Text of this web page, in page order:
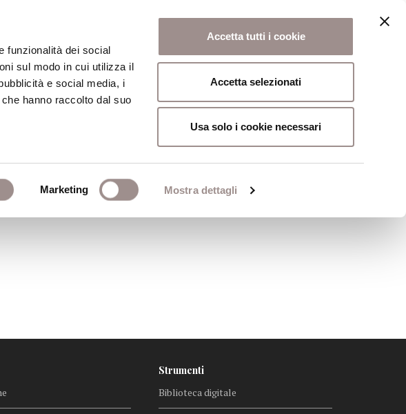
funzionalità dei social
sul modo in cui utilizza il
e social media, i
hanno raccolto dal suo
Marketing Mostra dettagli
Accetta tutti i cookie
Accetta selezionati
Usa solo i cookie necessari
Studi Religiosi Scuola Alti Studi
Strumenti
Biblioteca digitale